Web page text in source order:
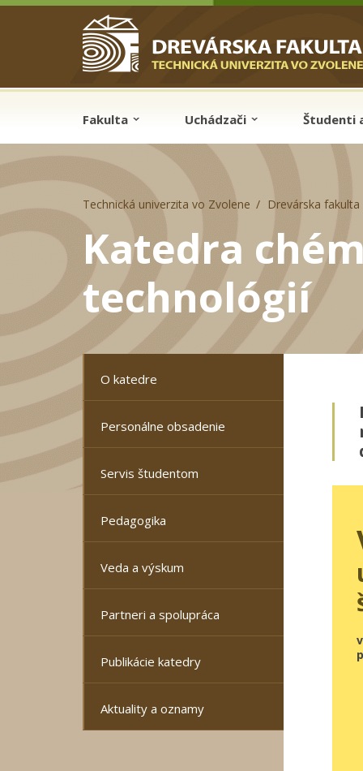
Skip to cookies
Skip to navigation
Skočiť na hlavný obsah
Fakulta Uchádzači Študenti
Technická univerzita vo Zvolene Drevárska fakulta
Katedra
technológií
O katedre
Personálne obsadenie
Servis študentom
Pedagogika
Veda a výskum
Partneri a spolupráca
Publikácie katedry
Aktuality a oznamy